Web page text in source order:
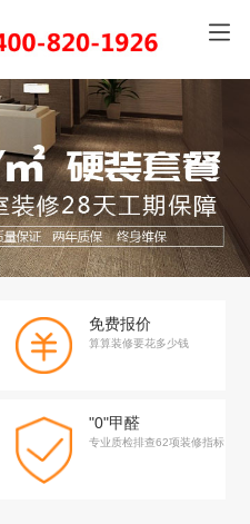
免费报价
算算装修要花多少钱
"0"甲醛
专业质检排查62项装修指标